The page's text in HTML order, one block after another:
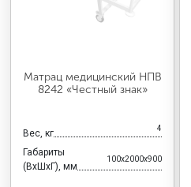
Матрац медицинский НПВ
8242 «Честный знак»
Вес, кг 4
Габариты
(ВхШхГ), мм
100x2000x900